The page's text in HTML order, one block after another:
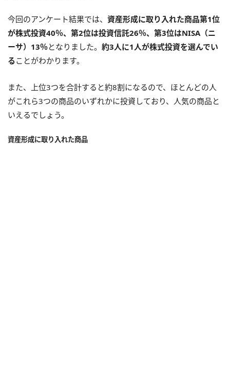
今回のアンケート結果では、 資産形成に取り入れた商品第1位
が株式投資40％、第2位は投資信託26％、第3位はNISA（ニ
ーサ）13％となりました。 約3人に1人が株式投資を選んでい
る ことがわかります。
また、上位3つを合計すると約8割になるので、ほとんどの人
がこれら3つの商品のいずれかに投資しており、人気の商品と
いえるでしょう。
資産形成に取り入れた商品